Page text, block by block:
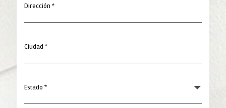
Dirección *
Ciudad *
Estado *